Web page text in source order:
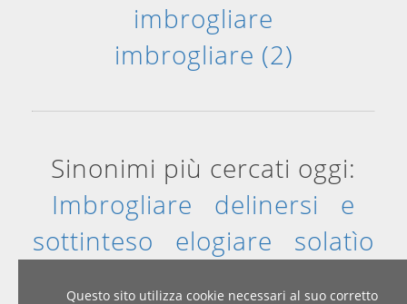
imbrogliare
imbrogliare (2)
Sinonimi più cercati oggi:
Imbrogliare
delinersi
e
sottinteso
elogiare
solatìo
Questo sito utilizza cookie necessari al suo corretto